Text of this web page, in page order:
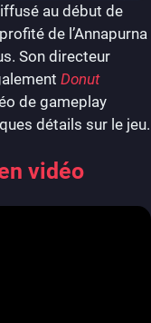
au début de
de l’Annapurna
Son directeur
Donut
de gameplay
détails sur le jeu.
vidéo